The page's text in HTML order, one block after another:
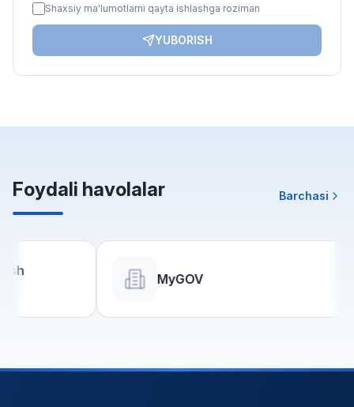
Shaxsiy ma'lumotlarni qayta ishlashga roziman
YUBORISH
Foydali havolalar Barchasi
MyGOV